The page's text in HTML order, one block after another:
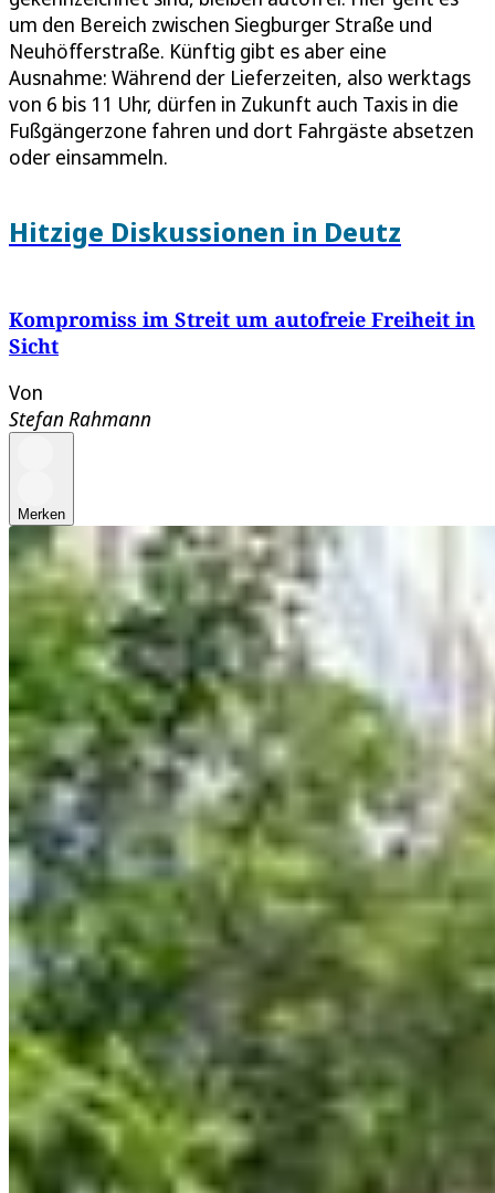
um den Bereich zwischen Siegburger Straße und
Neuhöfferstraße. Künftig gibt es aber eine
Ausnahme: Während der Lieferzeiten, also werktags
von 6 bis 11 Uhr, dürfen in Zukunft auch Taxis in die
Fußgängerzone fahren und dort Fahrgäste absetzen
oder einsammeln.
Hitzige Diskussionen in Deutz
Kompromiss im Streit um autofreie Freiheit in
Sicht
Von
Stefan Rahmann
Merken